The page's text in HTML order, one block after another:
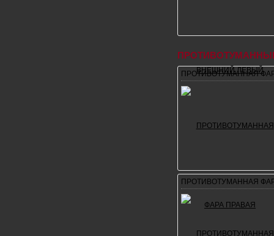
ПРОТИВОТУМАННАЯ
ПРОТИВОТУМАННАЯ